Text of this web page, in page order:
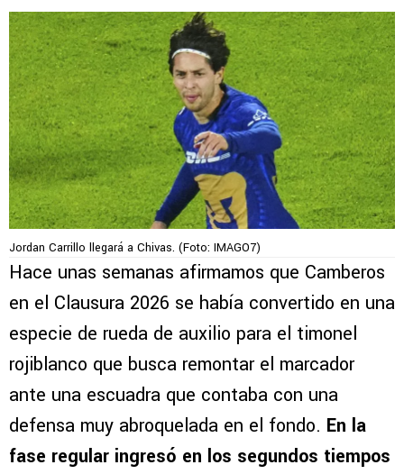
Jordan Carrillo llegará a Chivas. (Foto: IMAGO7)
Hace unas semanas afirmamos que Camberos
en el Clausura 2026 se había convertido en una
especie de rueda de auxilio para el timonel
rojiblanco que busca remontar el marcador
ante una escuadra que contaba con una
defensa muy abroquelada en el fondo. En la
fase regular ingresó en los segundos tiempos